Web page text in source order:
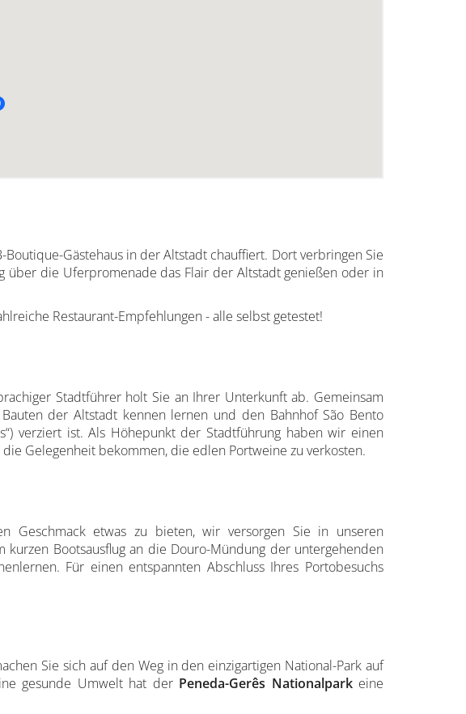
Gästehaus in der Altstadt chauffiert. Dort verbringen Sie
über die Uferpromenade das Flair der Altstadt genießen oder in
Restaurant-Empfehlungen - alle selbst getestet!
Stadtführer holt Sie an Ihrer Unterkunft ab. Gemeinsam
der Altstadt kennen lernen und den Bahnhof São Bento
verziert ist. Als Höhepunkt der Stadtführung haben wir einen
Gelegenheit bekommen, die edlen Portweine zu verkosten.
Geschmack etwas zu bieten, wir versorgen Sie in unseren
Bootsausflug an die Douro-Mündung der untergehenden
Für einen entspannten Abschluss Ihres Portobesuchs
Sie sich auf den Weg in den einzigartigen National-Park auf
gesunde Umwelt hat der Peneda-Gerês Nationalparkeine